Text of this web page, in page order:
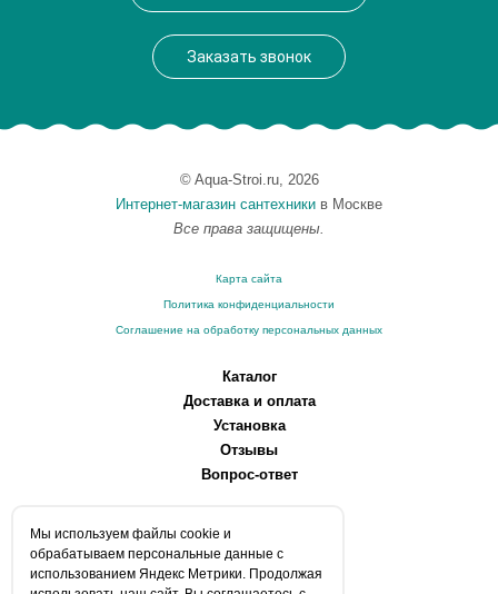
Заказать звонок
© Aqua-Stroi.ru, 2026
Интернет-магазин сантехники в Москве
Все права защищены.
Карта сайта
Политика конфиденциальности
Соглашение на обработку персональных данных
Каталог
Доставка и оплата
Установка
Отзывы
Вопрос-ответ
Сервисные центры
Мы используем файлы сookie и
обрабатываем персональные данные с
использованием Яндекс Метрики. Продолжая